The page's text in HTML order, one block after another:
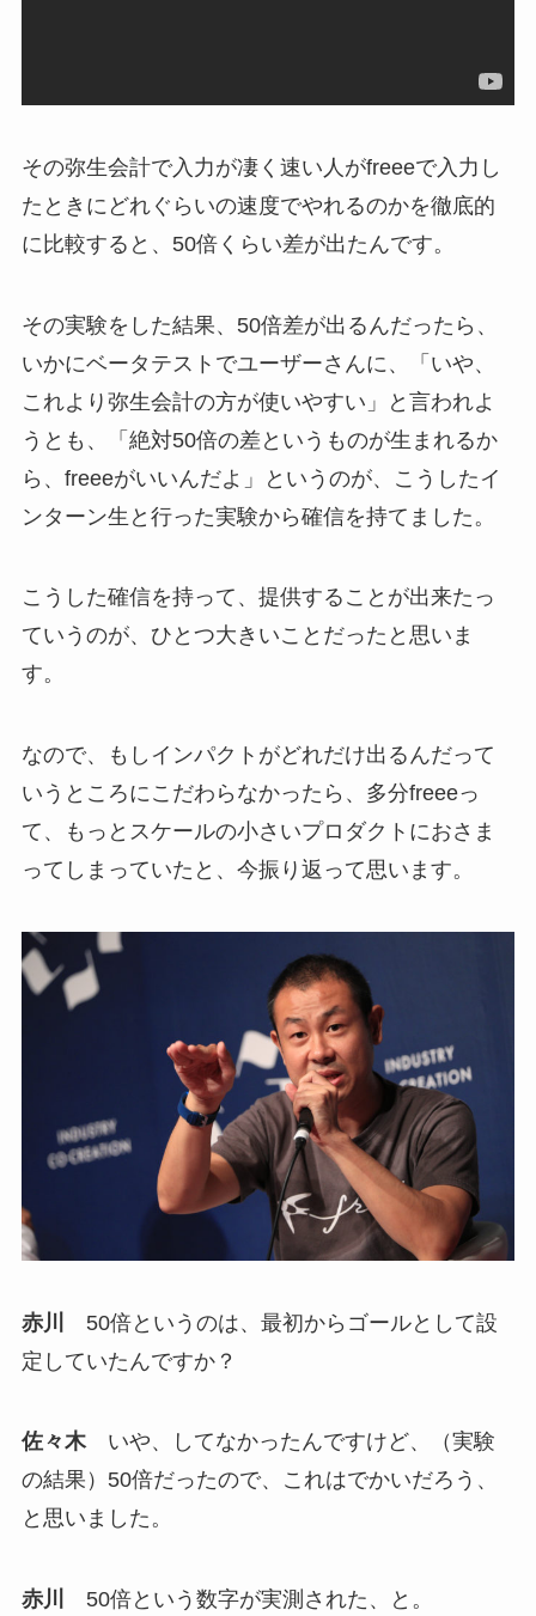
その弥生会計で入力が凄く速い人がfreeeで入力し
たときにどれぐらいの速度でやれるのかを徹底的
に比較すると、50倍くらい差が出たんです。
その実験をした結果、50倍差が出るんだったら、
いかにベータテストでユーザーさんに、「いや、
これより弥生会計の方が使いやすい」と言われよ
うとも、「絶対50倍の差というものが生まれるか
ら、freeeがいいんだよ」というのが、こうしたイ
ンターン生と行った実験から確信を持てました。
こうした確信を持って、提供することが出来たっ
ていうのが、ひとつ大きいことだったと思いま
す。
なので、もしインパクトがどれだけ出るんだって
いうところにこだわらなかったら、多分freeeっ
て、もっとスケールの小さいプロダクトにおさま
ってしまっていたと、今振り返って思います。
赤川
50倍というのは、最初からゴールとして設
定していたんですか？
佐々木いや、してなかったんですけど、（実験
の結果）50倍だったので、これはでかいだろう、
と思いました。
赤川 50倍という数字が実測された、と。